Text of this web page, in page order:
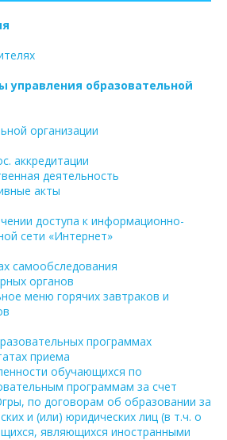
управления образовательной
организации
аккредитации
деятельность
акты
доступа к информационно-
сети «Интернет»
самообследования
органов
меню горячих завтраков и
программах
приема
обучающихся по
программам за счет
по договорам об образовании за
и (или) юридических лиц (в т.ч. о
являющихся иностранными